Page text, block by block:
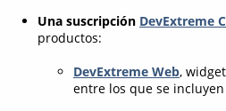
Una suscripción DevExtreme
productos:
DevExtreme Web,
entre los que se incluyen